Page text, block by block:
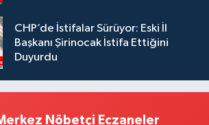
CHP’de İstifalar Sürüyor: Eski İl
Başkanı Şirinocak İstifa Ettiğini
Duyurdu
Nöbetçi Eczaneler